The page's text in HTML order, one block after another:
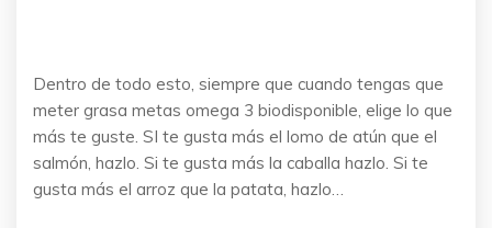
Dentro de todo esto, siempre que cuando tengas que
meter grasa metas omega 3 biodisponible, elige lo que
más te guste. SI te gusta más el lomo de atún que el
salmón, hazlo. Si te gusta más la caballa hazlo. Si te
gusta más el arroz que la patata, hazlo…